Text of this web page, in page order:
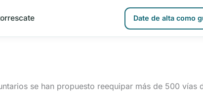
Date de alta como
se han propuesto reequipar más de 500 vías